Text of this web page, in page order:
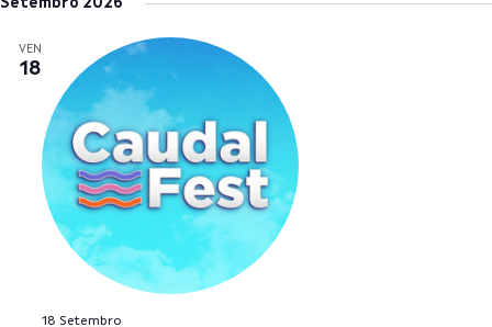
Setembro 2026
VEN
18
18 Setembro